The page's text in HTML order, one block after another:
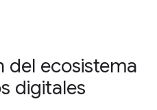
del ecosistema
digitales